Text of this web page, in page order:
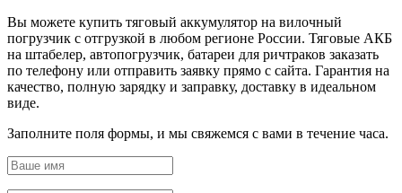
Вы можете купить тяговый аккумулятор на вилочный
погрузчик с отгрузкой в любом регионе России. Тяговые АКБ
на штабелер, автопогрузчик, батареи для ричтраков заказать
по телефону или отправить заявку прямо с сайта. Гарантия на
качество, полную зарядку и заправку, доставку в идеальном
виде.
Заполните поля формы, и мы свяжемся с вами в течение часа.